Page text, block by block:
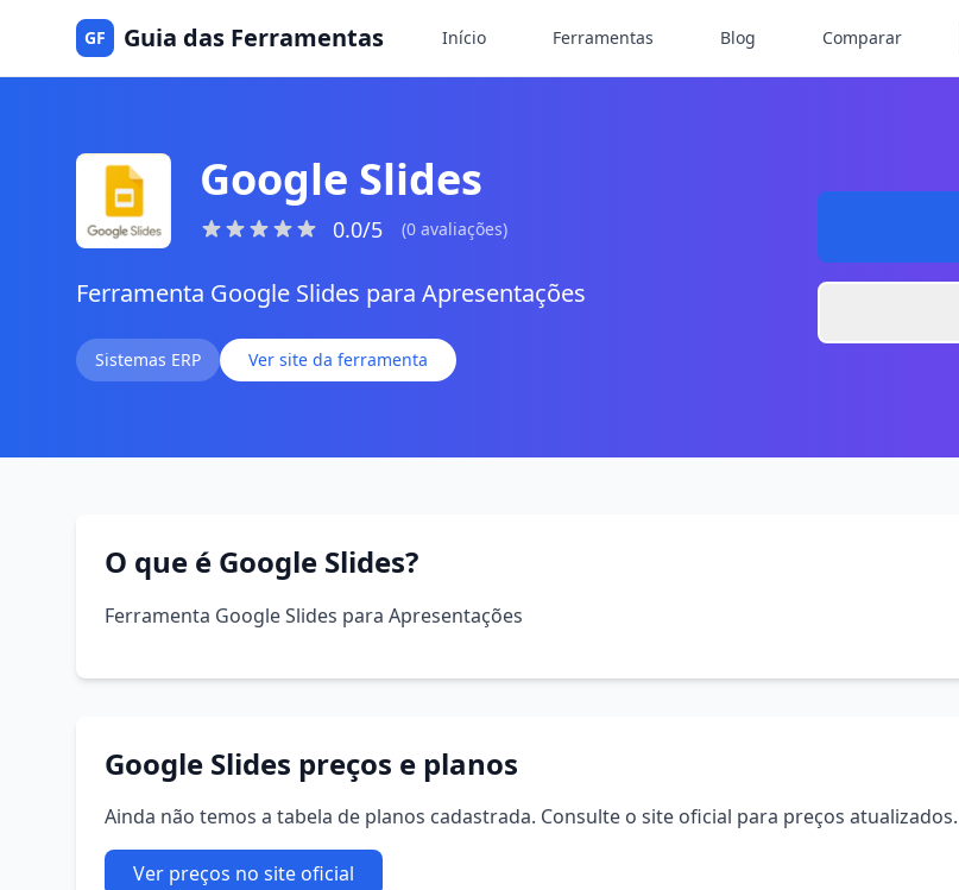
GF Guia das Ferramentas Início Ferramentas Blog Comparar
Google Slides
0.0/5 (0 avaliações)
Ferramenta Google Slides para Apresentações
Sistemas ERP Ver site da ferramenta
O que é Google Slides?
Ferramenta Google Slides para Apresentações
Google Slides preços e planos
Ainda não temos a tabela de planos cadastrada. Consulte o site oficial para preços atualizados.
Ver preços no site oficial